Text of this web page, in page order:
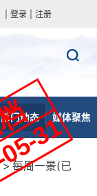
登录 注册
部门动态 媒体聚焦
>每周一景(已